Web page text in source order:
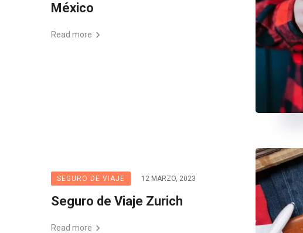
México
Read more
SEGURO DE VIAJE 12 MARZO, 2023
Seguro de Viaje Zurich
Read more